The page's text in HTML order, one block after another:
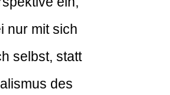
nur mit sich
selbst, statt
des